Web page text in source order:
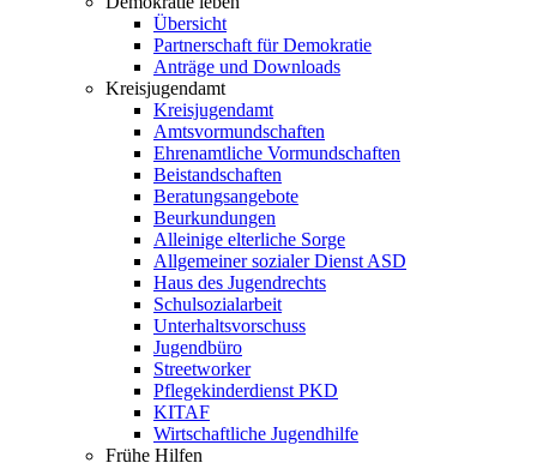
Übersicht
Partnerschaft für Demokratie
Anträge und Downloads
Kreisjugendamt
Kreisjugendamt
Amtsvormundschaften
Ehrenamtliche Vormundschaften
Beistandschaften
Beratungsangebote
Beurkundungen
Alleinige elterliche Sorge
Allgemeiner sozialer Dienst ASD
Haus des Jugendrechts
Schulsozialarbeit
Unterhaltsvorschuss
Jugendbüro
Streetworker
Pflegekinderdienst PKD
KITAF
Wirtschaftliche Jugendhilfe
Frühe Hilfen